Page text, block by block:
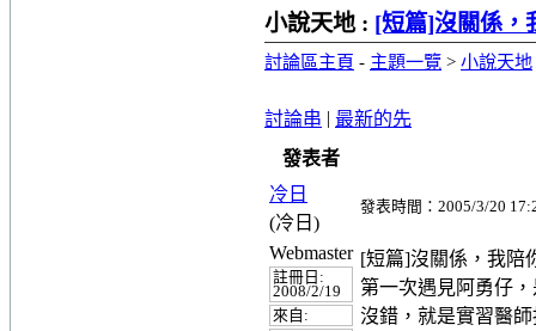
小說天地 : [短篇]沒關係，
討論區主頁 - 主題一覽 > 小說天地
討論串 | 最新的先
發表者
冷日
(冷日)
發表時間：2005/3/20
Webmaster
註冊日:
2008/2/19
來自:
[短篇]沒關係，我陪
第一次遇見阿勇仔
沒錯，就是實習醫